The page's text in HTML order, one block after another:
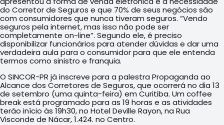
do Corretor de Seguros e que 70% de seus negócios são
com consumidores que nunca tiveram seguros. “Vendo
seguros pela internet, mas isso não pode ser
completamente on-line”. Segundo ele, é preciso
disponibilizar funcionários para atender dúvidas e dar uma
verdadeira aula para o consumidor para que ele entenda
termos como sinistro e franquia.
O SINCOR-PR já inscreve para a palestra Propaganda ao
Alcance dos Corretores de Seguros, que ocorrerá no dia 13
de setembro (uma quinta-feira) em Curitiba. Um coffee
break está programado para as 19 horas e as atividades
terão início às 19h30, no Hotel Deville Rayon, na Rua
Visconde de Nácar, 1.424. no Centro.